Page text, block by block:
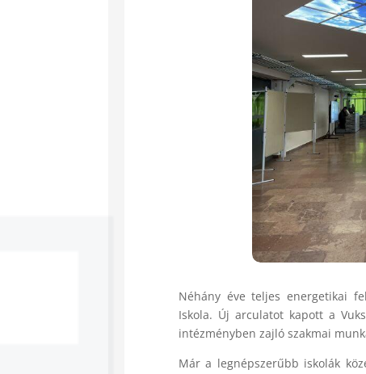
Néhány éve teljes energetikai
Iskola. Új arculatot kapott a
intézményben zajló szakmai
Már a legnépszerűbb iskolák